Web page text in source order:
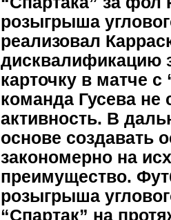
розыгрыша
реализовал
дисквалификацию
карточку в матче
команда Гусева
активность. В
основе создавать
закономерно на
преимущество.
розыгрыша
“Спартак” на